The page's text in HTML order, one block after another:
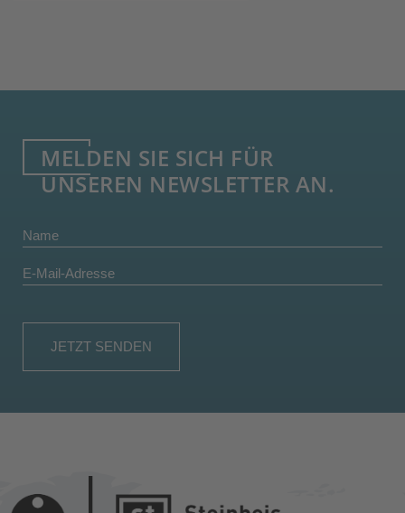
MELDEN SIE SICH FÜR
UNSEREN NEWSLETTER AN.